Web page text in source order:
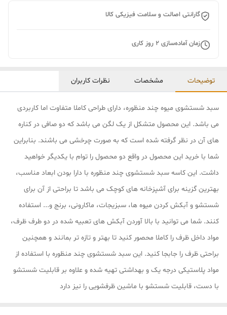
گارانتی اصالت و سلامت فیزیکی کالا
زمان آماده‌سازی 2 روز کاری
توضیحات مشخصات نظرات کاربران
سبد شستشوی میوه چند منظوره، دارای طراحی کاملا متفاوت اما کاربردی
می باشد. این محصول متشکل از یک لگن می باشد که دو صافی در کناره
های آن در نظر گرفته شده است که به صورت چرخشی می باشند. بنابراین
شما با خرید این محصول در واقع دو محصول را توام با یکدیگر خواهید
داشت. این کاسه سبد شستشوی چند منظوره با دارا بودن ابعاد مناسب،
بهترین گزینه برای آشپزخانه های کوچک می باشد تا براحتی از آن برای
شستشو و آبکش کردن میوه ها، سبزیجات، ماکارونی، برنج و... استفاده
کنند. شما می توانید با بالا آوردن آبکش های تعبیه شده در دو طرف ظرف،
مواد داخل ظرف را کاملا محصور کنید تا بهتر و تازه تر بمانند و همچنین
براحتی ظرف را جابجا کنید. این سبد شستشوی چند منظوره با استفاده از
مواد پلاستیکی درجه یک و بهداشتی تهیه شده و علاوه بر قابلیت شستشو
با دست، قابلیت شستشو با ماشین ظرفشویی را نیز دارد